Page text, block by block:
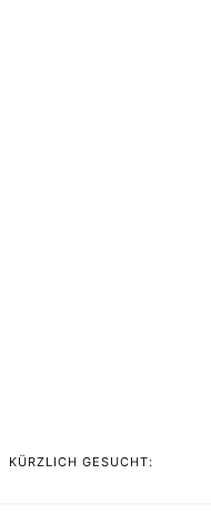
KÜRZLICH GESUCHT: